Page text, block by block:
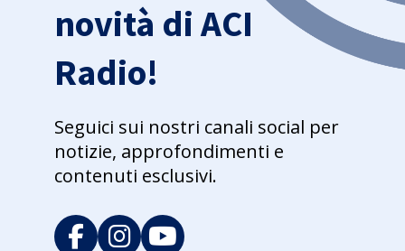
novità di ACI
Radio!
Seguici sui nostri canali social per
notizie, approfondimenti e
contenuti esclusivi.